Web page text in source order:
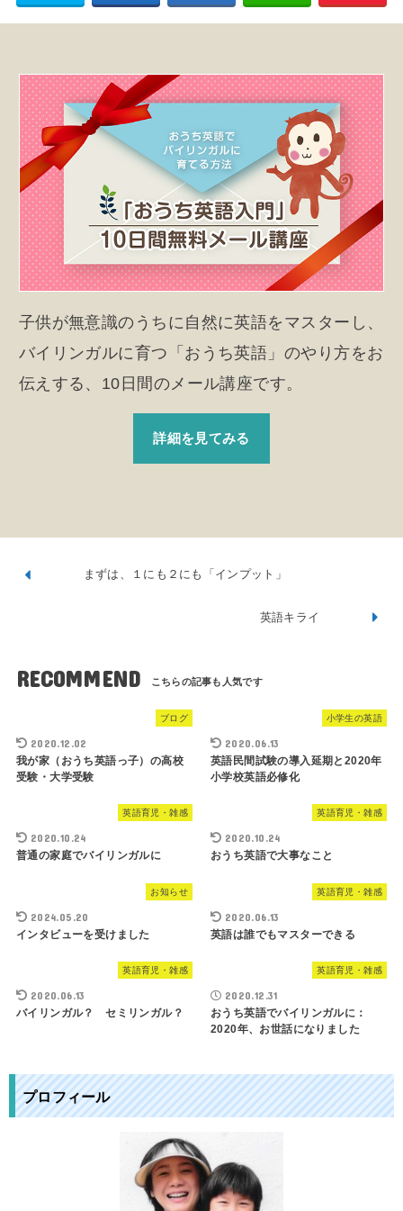
子供が無意識のうちに自然に英語をマスターし、
バイリンガルに育つ「おうち英語」のやり方をお
伝えする、10日間のメール講座です。
詳細を見てみる
まずは、１にも２にも「インプット」
英語キライ
RECOMMEND
ブログ
2020.12.02
我が家（おうち英語っ子）の高校
受験・大学受験
小学生の英語
2020.06.13
英語民間試験の導入延期と2020年
小学校英語必修化
英語育児・雑感
2020.10.24
普通の家庭でバイリンガルに
英語育児・雑感
2020.10.24
おうち英語で大事なこと
お知らせ
2024.05.20
インタビューを受けました
英語育児・雑感
2020.06.13
英語は誰でもマスターできる
英語育児・雑感
2020.06.13
バイリンガル？ セミリンガル？
英語育児・雑感
2020.12.31
おうち英語でバイリンガルに：
2020年、お世話になりました
プロフィール